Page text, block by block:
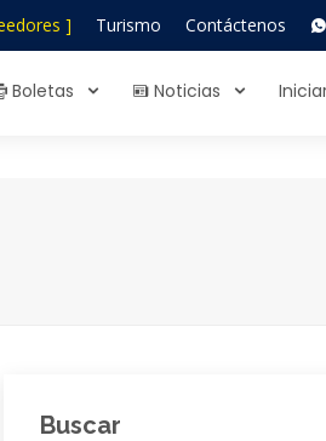
] Turismo Contáctenos
Boletas Noticias
Buscar